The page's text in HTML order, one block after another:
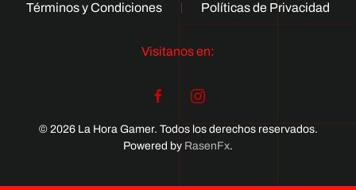
Términos y Condiciones Políticas de Privacidad
Visitanos en:
© 2026 La Hora Gamer. Todos los derechos reservados.
Powered by RasenFx.